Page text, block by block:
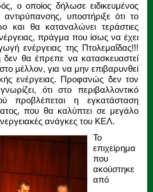
ο οποίος δήλωσε ειδικευμένος
υποστήριξε ότι το
και θα καταναλώνει τεράστιες
πράγμα που ίσως να έχει
ενέργειας της Πτολεμαΐδας!!!
δεν θα έπρεπε να κατασκευαστεί
μέλλον, για να μην επιβαρυνθεί
ενέργειας. Προφανώς δεν τον
ότι στο περιβαλλοντικό
προβλέπεται η εγκατάσταση
που θα καλύπτει σε μεγάλο
ανάγκες του ΚΕΛ.
Το
επιχείρημα
που
ακούστηκε
από